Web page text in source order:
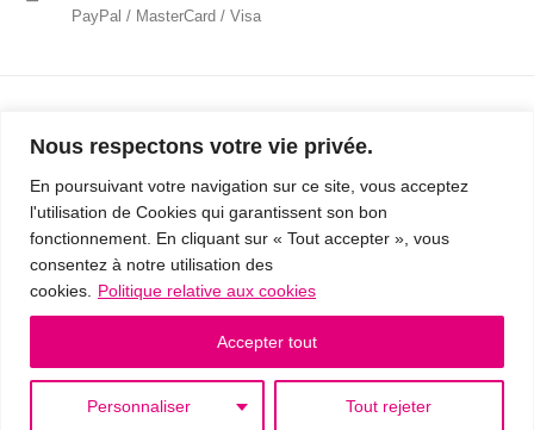
Nous respectons votre vie privée.
En poursuivant votre navigation sur ce site, vous acceptez
l'utilisation de Cookies qui garantissent son bon
fonctionnement. En cliquant sur « Tout accepter », vous
consentez à notre utilisation des
cookies.
Politique relative aux cookies
Personnaliser Tout rejeter
Accepter tout
PayPal / MasterCard / Visa
Mentions Légales
Politique de confidentialité / RGPD
Conditions Générales de Vente
© 2019 - Cousins & Cousines